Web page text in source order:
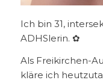
Ich bin 31,
ADHSlerin. ✿
Als Freikirchen-
kläre ich